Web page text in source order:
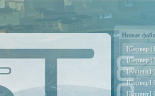
Новые
[Сервер |
[Сервер |
[Клиент]
[Сервер]
[Клиент]